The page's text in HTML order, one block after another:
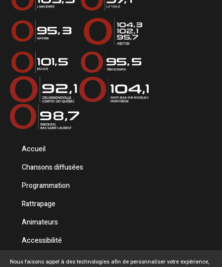
Accueil
Chansons diffusées
Programmation
Rattrapage
Animateurs
Accessibilité
Politique de confidentialité
Nous faisons appel à des technologies afin de personnaliser votre expérience,